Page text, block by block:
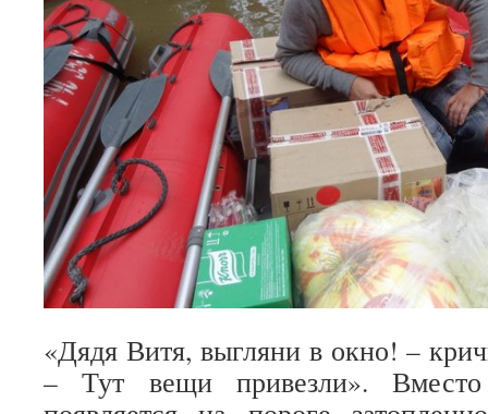
«Дядя Витя, выгляни в окно! –
– Тут вещи привезли».